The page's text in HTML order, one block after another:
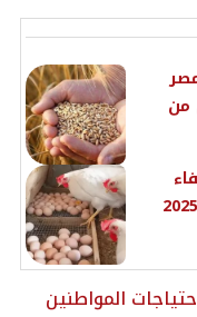
من
المواطنين